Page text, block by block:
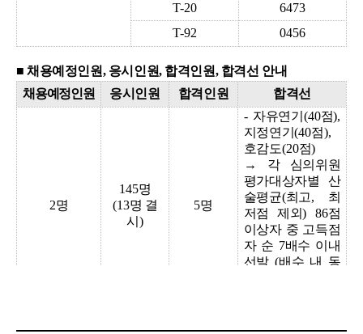
T-20
6473
T-92
0456
■ 채용예정인원, 응시인원, 합격인원, 합격선 안내
채용예정인원
응시인원 합격인원 합격선
2명
145명
(13명 결
시 )
5명
- 자유연기 (40점),
지정연기(40점),
호감도(20점)
→ 각 심의위원
평가대상자별 산
술평균(최고, 최
저점 제외) 86점
이상자 중 고득점
자 순 7배수 이내
선발 (배수 내 동
■ 실기전형 통과자 대상 최종면접전형 안내